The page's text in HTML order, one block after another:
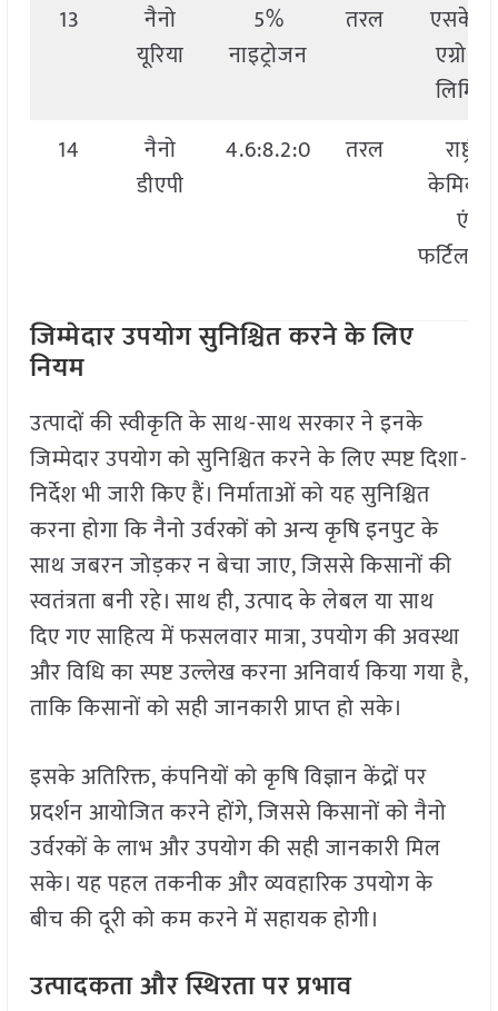
13
नैनो
यूरिया
5%
नाइट्रोजन
तरल
एग्रो
14
नैनो
डीएपी
4.6:8.2:0 तरल
राष्ट्रीय
एंड
जिम्मेदार उपयोग सुनिश्चित करने के लिए
नियम
उत्पादों की स्वीकृति के साथ-साथ सरकार ने इनके
जिम्मेदार उपयोग को सुनिश्चित करने के लिए स्पष्ट दिशा-
निर्देश भी जारी किए हैं। निर्माताओं को यह सुनिश्चित
करना होगा कि नैनो उर्वरकों को अन्य कृषि इनपुट के
साथ जबरन जोड़कर न बेचा जाए, जिससे किसानों की
स्वतंत्रता बनी रहे। साथ ही, उत्पाद के लेबल या साथ
दिए गए साहित्य में फसलवार मात्रा, उपयोग की अवस्था
और विधि का स्पष्ट उल्लेख करना अनिवार्य किया गया है,
ताकि किसानों को सही जानकारी प्राप्त हो सके।
इसके अतिरिक्त, कंपनियों को कृषि विज्ञान केंद्रों पर
प्रदर्शन आयोजित करने होंगे, जिससे किसानों को नैनो
उर्वरकों के लाभ और उपयोग की सही जानकारी मिल
सके। यह पहल तकनीक और व्यवहारिक उपयोग के
बीच की दूरी को कम करने में सहायक होगी।
उत्पादकता और स्थिरता पर प्रभाव